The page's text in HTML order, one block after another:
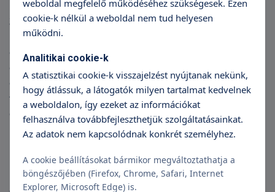
3 éves korra kialakul a szintaktikai rendszer. Az
idegrendszer folyamatosan érik, így biztosítva az
egyre stabilabb nyelvhasználatot és artikulációt. Ez
egy nagyon fontos pont, ugyanis ahhoz, hogy az
olvasás és írás problémamentesen történjen, a
fonológiai bázisnak stabilizálódnia kell. Azaz, a
gyermek legyen tisztában azzal, hogy a szavak
milyen hangokból épülnek fel és ezeknek milyen
kapcsolódási szabályaik vannak.
weboldal megfelelő működéséhez szükségesek. Ezen
cookie-k nélkül a weboldal nem tud helyesen
működni.
Analitikai cookie-k
A statisztikai cookie-k visszajelzést nyújtanak nekünk,
hogy átlássuk, a látogatók milyen tartalmat kedvelnek
a weboldalon, így ezeket az információkat
felhasználva továbbfejleszthetjük szolgáltatásainkat.
Az adatok nem kapcsolódnak konkrét személyhez.
A cookie beállításokat bármikor megváltoztathatja a
böngészőjében (Firefox, Chrome, Safari, Internet
Explorer, Microsoft Edge) is.